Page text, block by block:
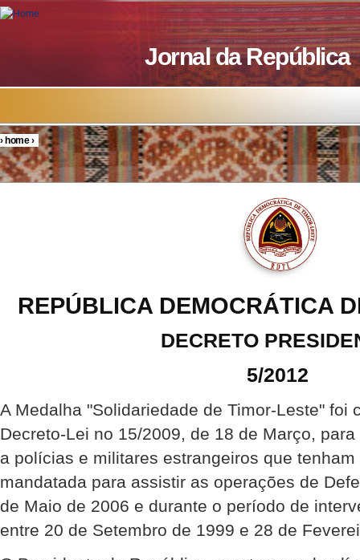
Skip to main content
Jornal da República
You are here
›home›
REPÚBLICA DEMOCRÁTICA
DECRETO
5/2012
A Medalha "Solidariedade de Timor-Leste" foi
Decreto-Lei no 15/2009, de 18 de Março,
a polícias e militares estrangeiros que
mandatada para assistir as operações de
de Maio de 2006 e durante o período de
entre 20 de Setembro de 1999 e 28 de